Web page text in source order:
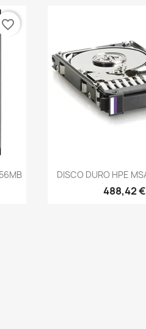
favorite_border
Vista
DISCO DURO HPE
488,42 €